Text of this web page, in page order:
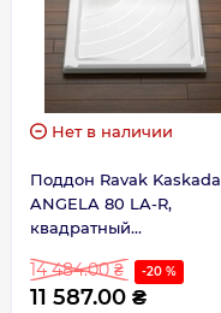
Нет в наличии
Поддон Ravak Kaskada
ANGELA 80 LA-R,
квадратный
14 484.00 ₴ -20 %
11 587.00 ₴